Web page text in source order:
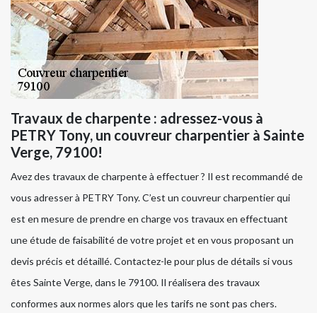
Travaux de charpente : adressez-vous à
PETRY Tony, un couvreur charpentier à Sainte
Verge, 79100!
Avez des travaux de charpente à effectuer ? Il est recommandé de
vous adresser à PETRY Tony. C’est un couvreur charpentier qui
est en mesure de prendre en charge vos travaux en effectuant
une étude de faisabilité de votre projet et en vous proposant un
devis précis et détaillé. Contactez-le pour plus de détails si vous
êtes Sainte Verge, dans le 79100. Il réalisera des travaux
conformes aux normes alors que les tarifs ne sont pas chers.